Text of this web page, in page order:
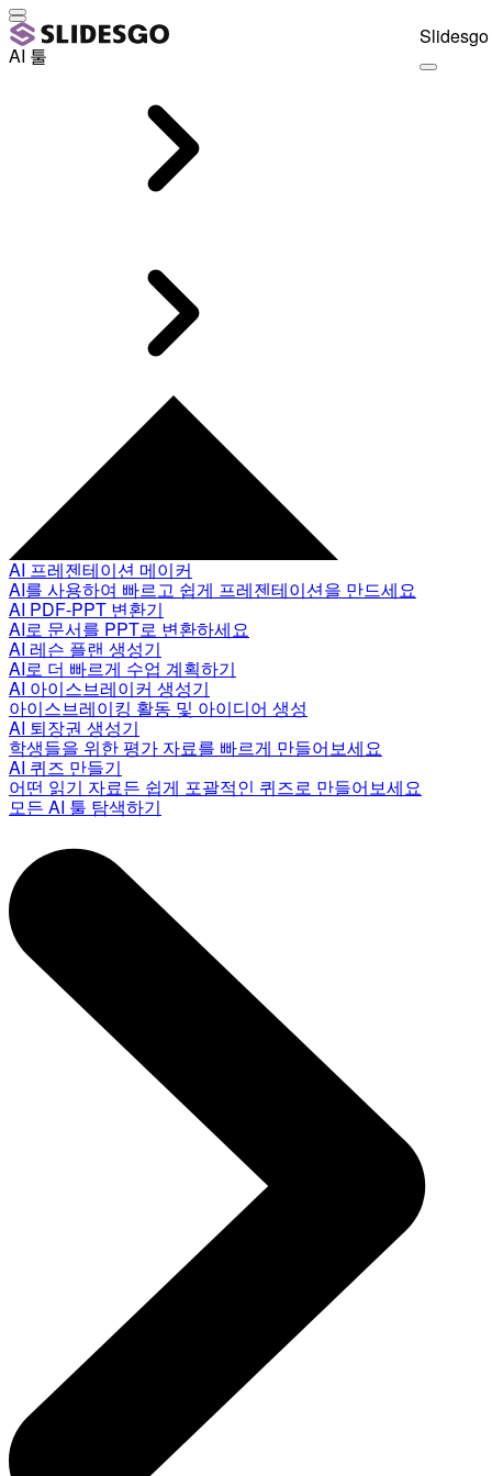
AI 툴
AI 프레젠테이션 메이커
AI를 사용하여 빠르고 쉽게 프레젠테이션을 만드세요
AI PDF-PPT 변환기
AI로 문서를 PPT로 변환하세요
AI 레슨 플랜 생성기
AI로 더 빠르게 수업 계획하기
AI 아이스브레이커 생성기
아이스브레이킹 활동 및 아이디어 생성
AI 퇴장권 생성기
학생들을 위한 평가 자료를 빠르게 만들어보세요
AI 퀴즈 만들기
어떤 읽기 자료든 쉽게 포괄적인 퀴즈로 만들어보세요
모든 AI 툴 탐색하기